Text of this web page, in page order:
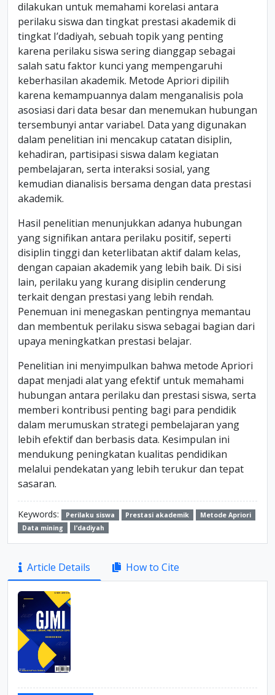
dilakukan untuk memahami korelasi antara
perilaku siswa dan tingkat prestasi akademik di
tingkat I’dadiyah, sebuah topik yang penting
karena perilaku siswa sering dianggap sebagai
salah satu faktor kunci yang mempengaruhi
keberhasilan akademik. Metode Apriori dipilih
karena kemampuannya dalam menganalisis pola
asosiasi dari data besar dan menemukan hubungan
tersembunyi antar variabel. Data yang digunakan
dalam penelitian ini mencakup catatan disiplin,
kehadiran, partisipasi siswa dalam kegiatan
pembelajaran, serta interaksi sosial, yang
kemudian dianalisis bersama dengan data prestasi
akademik.
Hasil penelitian menunjukkan adanya hubungan
yang signifikan antara perilaku positif, seperti
disiplin tinggi dan keterlibatan aktif dalam kelas,
dengan capaian akademik yang lebih baik. Di sisi
lain, perilaku yang kurang disiplin cenderung
terkait dengan prestasi yang lebih rendah.
Penemuan ini menegaskan pentingnya memantau
dan membentuk perilaku siswa sebagai bagian dari
upaya meningkatkan prestasi belajar.
Penelitian ini menyimpulkan bahwa metode Apriori
dapat menjadi alat yang efektif untuk memahami
hubungan antara perilaku dan prestasi siswa, serta
memberi kontribusi penting bagi para pendidik
dalam merumuskan strategi pembelajaran yang
lebih efektif dan berbasis data. Kesimpulan ini
mendukung peningkatan kualitas pendidikan
melalui pendekatan yang lebih terukur dan tepat
sasaran.
Keywords: Perilaku siswa Prestasi akademik
Metode Apriori
Data mining
I’dadiyah
Article
Sidebar
Article Details How to Cite